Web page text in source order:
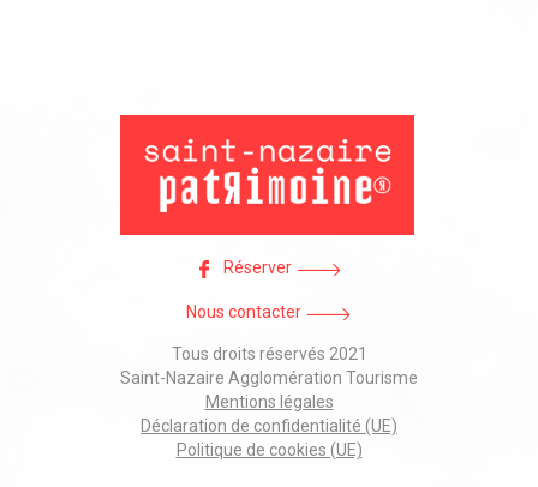
Réserver
Nous contacter
Tous droits réservés 2021
Saint-Nazaire Agglomération Tourisme
Mentions légales
Déclaration de confidentialité (UE)
Politique de cookies (UE)